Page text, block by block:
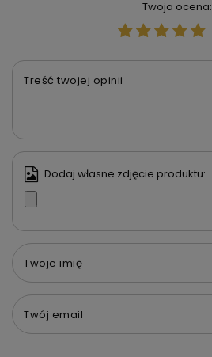
Twoja ocena:
Treść twojej opinii
Dodaj własne zdjęcie produktu:
Twoje imię
Twój email